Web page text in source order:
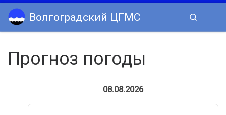
Skip to content
Волгоградский ЦГМС
Search
Прогноз погоды
08.08.2026